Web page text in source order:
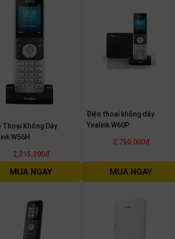
Thoại Không Dây
W56H
2,215,200đ
Điện thoại không dây
Yealink W60P
2,750,000đ